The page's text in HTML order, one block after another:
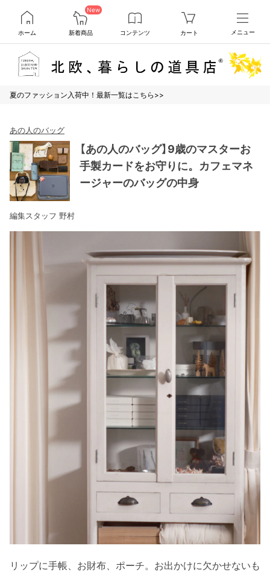
ホーム
New
新着商品 コンテンツ カート メニュー
夏のファッション入荷中！最新一覧はこちら>>
あの人のバッグ
【あの人のバッグ】9歳のマスターお
手製カードをお守りに。カフェマネ
ージャーのバッグの中身
編集スタッフ 野村
リップに手帳、お財布、ポーチ。お出かけに欠かせないも